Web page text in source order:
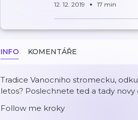
12. 12. 2019 17 min
INFO KOMENTÁŘE
Tradice Vanocniho stromecku,
letos? Poslechnete ted a tady novy
Follow me kroky